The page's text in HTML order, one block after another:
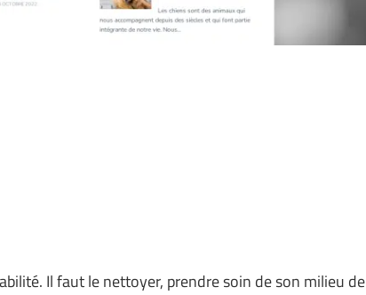
Il faut le nettoyer, prendre soin de son milieu de